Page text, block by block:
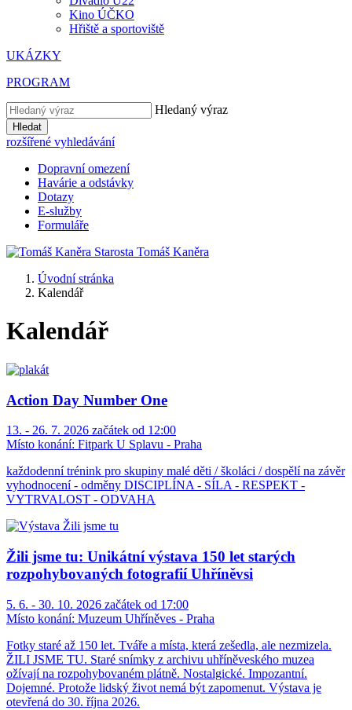
Kino ÚČKO
Hřiště a sportoviště
UKÁZKY
PROGRAM
Hledaný výraz
Hledat
rozšířené vyhledávání
Dopravní omezení
Havárie a odstávky
Dotazy
E-služby
Formuláře
Starosta Tomáš Kaněra
Úvodní stránka
Kalendář
Kalendář
Action Day Number One
13. - 26. 7. 2026 začátek od 12:00
Místo konání: Fitpark U Splavu - Praha
každodenní trénink pro skupiny malé děti / školáci / dospělí na závěr
vyhodnocení - odměny DISCIPLÍNA - SÍLA - RESPEKT -
VYTRVALOST - ODVAHA
Žili jsme tu: Unikátní výstava 150 let starých
rozpohybovaných fotografií Uhříněvsi
5. 6. - 30. 10. 2026 začátek od 17:00
Místo konání: Muzeum Uhříněves - Praha
Fotky staré až 150 let. Tváře a místa, která zešedla, ale nezmizela.
ŽILI JSME TU. Staré snímky z archivu uhříněveského muzea
ožívají na rozpohybovaném plátně. Nostalgické. Impozantní.
Dojemné. Protože lidský život nemá být zapomenut. Výstava je
otevřená do 30. října 2026.